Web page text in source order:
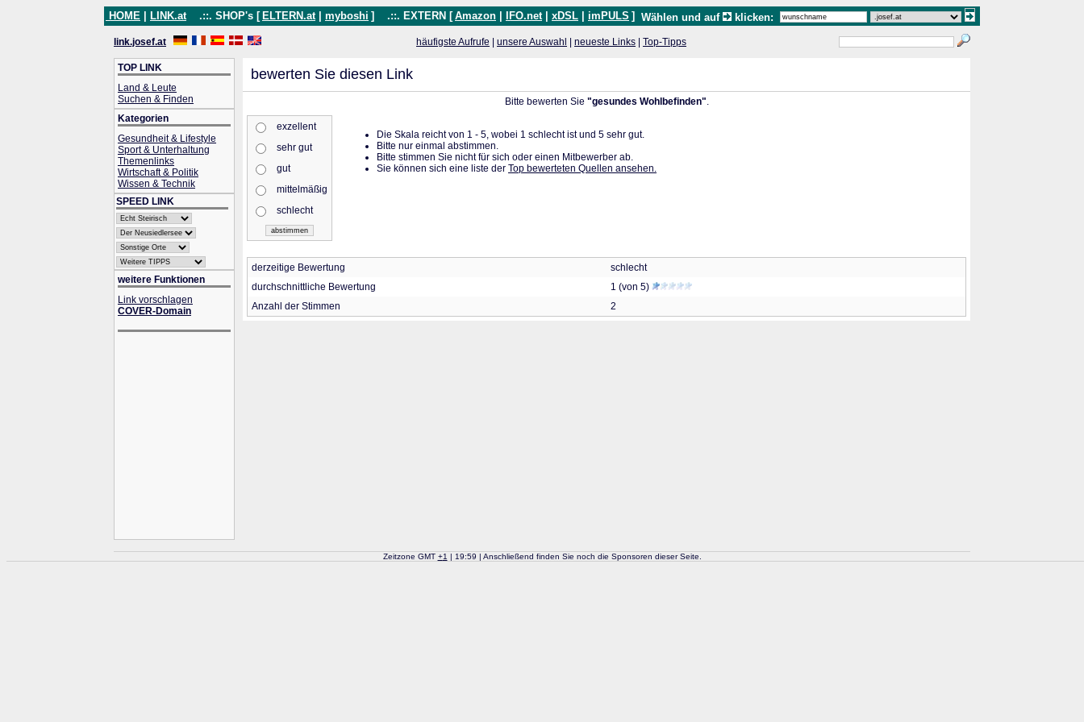
HOME LINK.at .::. SHOP's [ ELTERN.at myboshi ] .::. EXTERN [ Amazon IFO.net xDSL imPULS ] Wählen und auf klicken:
link.josef.at häufigste Aufrufe unsere Auswahl neueste Links Top-Tipps
TOP LINK
Land & Leute
Suchen & Finden
Kategorien
Gesundheit & Lifestyle
Sport & Unterhaltung
Themenlinks
Wirtschaft & Politik
Wissen & Technik
SPEED LINK
weitere Funktionen
Link vorschlagen
COVER-Domain
bewerten Sie diesen Link
Bitte bewerten Sie "gesundes Wohlbefinden".
exzellent
sehr gut
gut
mittelmäßig
schlecht
Die Skala reicht von 1 - 5, wobei 1 schlecht ist und 5 sehr gut.
Bitte nur einmal abstimmen.
Bitte stimmen Sie nicht für sich oder einen Mitbewerber ab.
Sie können sich eine liste der Top bewerteten Quellen ansehen.
derzeitige Bewertung
schlecht
durchschnittliche Bewertung
1 (von 5)
Anzahl der Stimmen
2
Zeitzone GMT +1 | 19:59 | Anschließend finden Sie noch die Sponsoren dieser Seite.